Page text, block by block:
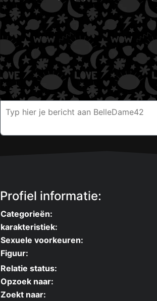
Profiel informatie:
Categorieën:
karakteristiek:
Sexuele voorkeuren:
Figuur:
Relatie status:
Opzoek naar:
Zoekt naar: